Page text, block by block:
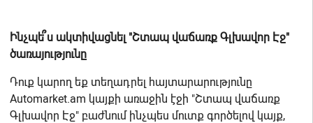
Ինչպե՞ս ակտիվացնել "Շտապ վաճառք Գլխավոր Էջ"
ծառայությունը
Դուք կարող եք տեղադրել հայտարարությունը
Automarket.am կայքի առաջին էջի "Շտապ վաճառք
Գլխավոր Էջ" բաժնում ինչպես մուտք գործելով կայք,